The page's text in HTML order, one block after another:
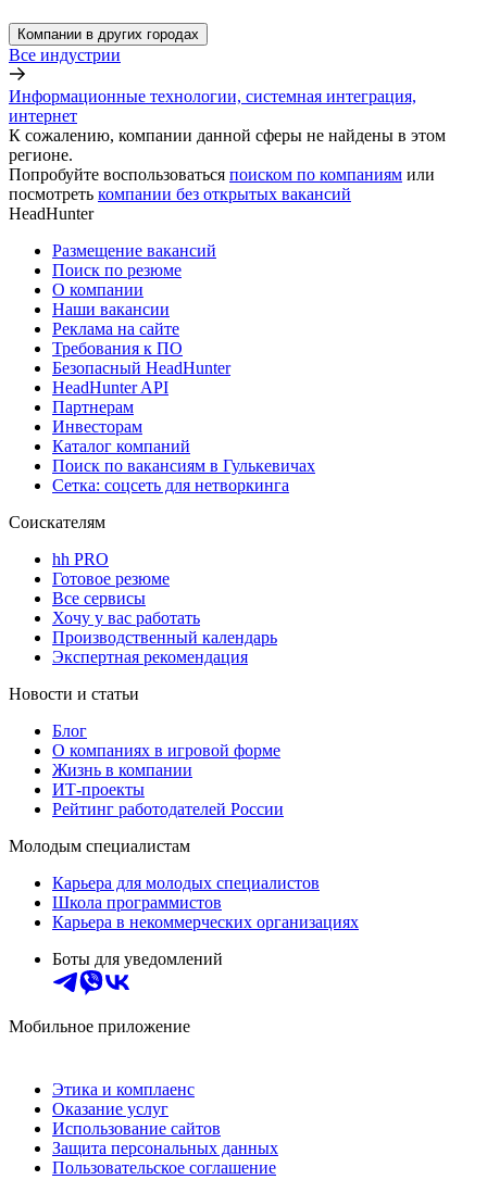
Компании в других городах
Все индустрии
Информационные технологии, системная интеграция,
интернет
К сожалению, компании данной сферы не найдены в этом
регионе.
Попробуйте воспользоваться поиском по компаниям или
посмотреть компании без открытых вакансий
HeadHunter
Размещение вакансий
Поиск по резюме
О компании
Наши вакансии
Реклама на сайте
Требования к ПО
Безопасный HeadHunter
HeadHunter API
Партнерам
Инвесторам
Каталог компаний
Поиск по вакансиям в Гулькевичах
Сетка: соцсеть для нетворкинга
Соискателям
hh PRO
Готовое резюме
Все сервисы
Хочу у вас работать
Производственный календарь
Экспертная рекомендация
Новости и статьи
Блог
О компаниях в игровой форме
Жизнь в компании
ИТ-проекты
Рейтинг работодателей России
Молодым специалистам
Карьера для молодых специалистов
Школа программистов
Карьера в некоммерческих организациях
Боты для уведомлений
Мобильное приложение
Этика и комплаенс
Оказание услуг
Использование сайтов
Защита персональных данных
Пользовательское соглашение